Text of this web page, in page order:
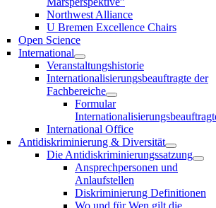
Northwest Alliance
U Bremen Excellence Chairs
Open Science
International
Veranstaltungshistorie
Internationalisierungsbeauftragte der
Fachbereiche
Formular
International Office
Antidiskriminierung & Diversität
Die Antidiskriminierungssatzung
Ansprechpersonen und
Anlaufstellen
Diskriminierung Definitionen
Wo und für Wen gilt die